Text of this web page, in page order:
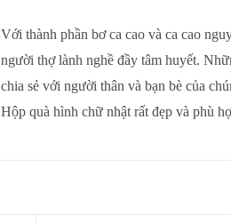
Với thành phần bơ ca cao và ca cao
người thợ lành nghề đầy tâm huyết.
chia sẻ với người thân và bạn bè của
Hộp quà hình chữ nhật rất đẹp và phù